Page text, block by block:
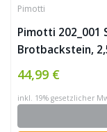
Pimotti
Pimotti 202_001
Brotbackstein,
44,99 €
inkl. 19% gesetzlicher